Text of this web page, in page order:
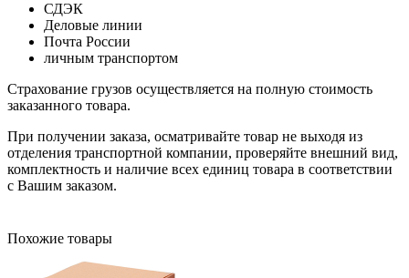
СДЭК
Деловые линии
Почта России
личным транспортом
Страхование грузов осуществляется на полную стоимость
заказанного товара.
При получении заказа, осматривайте товар не выходя из
отделения транспортной компании, проверяйте внешний вид,
комплектность и наличие всех единиц товара в соответствии
с Вашим заказом.
Похожие товары